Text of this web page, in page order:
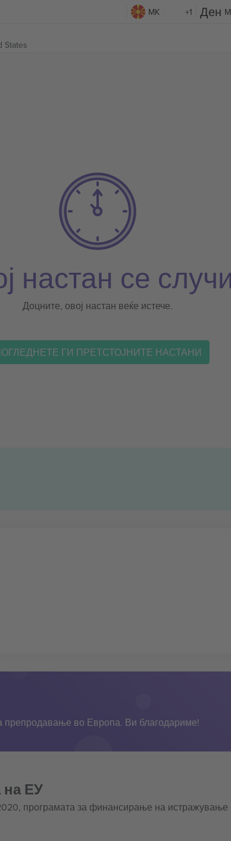
MK +1
States
настан се
Доцните, овој настан веќе истече.
ГИ ПРЕТСТОЈНИТЕ НАСТАНИ
препродавање во Европа. Ви благодариме!
на ЕУ
програмата за финансирање на истражување